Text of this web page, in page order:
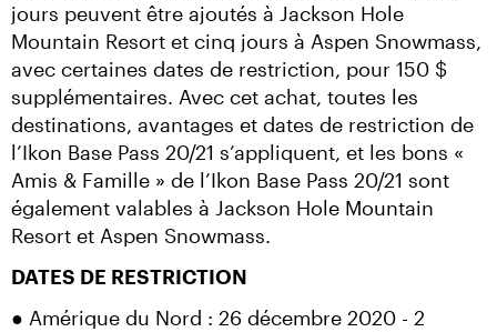
jours peuvent être ajoutés à Jackson Hole
Mountain Resort et cinq jours à Aspen Snowmass,
avec certaines dates de restriction, pour 150 $
supplémentaires. Avec cet achat, toutes les
destinations, avantages et dates de restriction de
l’Ikon Base Pass 20/21 s’appliquent, et les bons «
Amis & Famille » de l’Ikon Base Pass 20/21 sont
également valables à Jackson Hole Mountain
Resort et Aspen Snowmass.
DATES DE RESTRICTION
● Amérique du Nord : 26 décembre 2020 - 2